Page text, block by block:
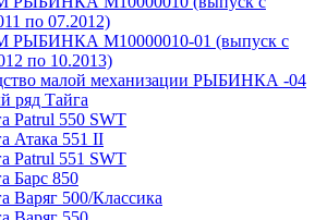
по 07.2012)
M10000010-01 (выпуск с
по 10.2013)
малой механизации РЫБИНКА -04
ряд Тайга
Patrul 550 SWT
Атака 551 II
Patrul 551 SWT
Барс 850
Варяг 500/Классика